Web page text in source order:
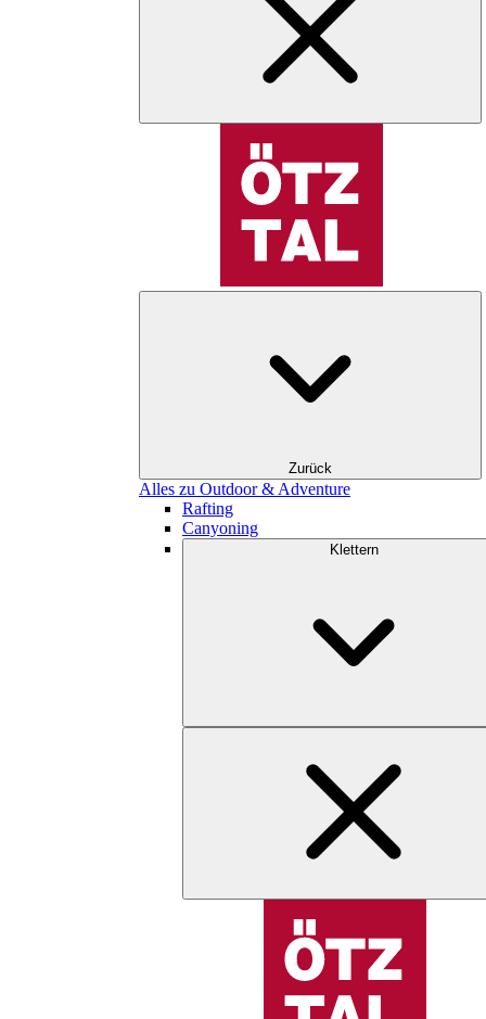
Zurück
Alles zu Outdoor & Adventure
Rafting
Canyoning
Klettern